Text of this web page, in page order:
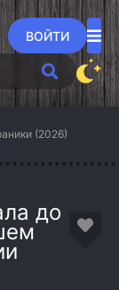
ВОЙТИ
(2026)
до